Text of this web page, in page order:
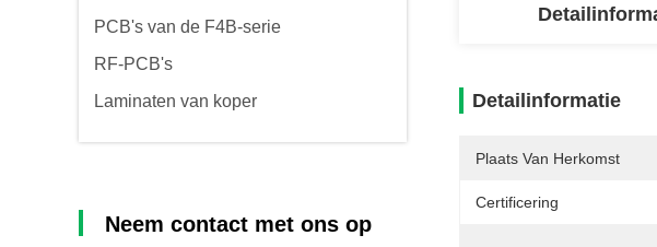
PCB's van de F4B-serie
RF-PCB's
Laminaten van koper
Neem contact met ons op
Detailinformatie
Plaats Van Herkomst
Certificering